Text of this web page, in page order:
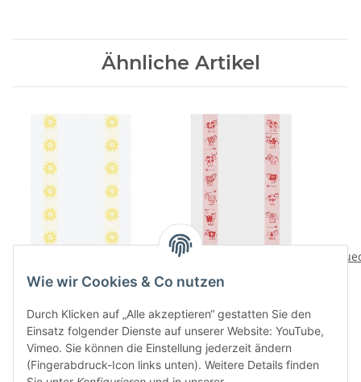
Ähnliche Artikel
gelb
21,90 CHF*
Kuechentuch Kuehe rot
Wie wir Cookies & Co nutzen
Durch Klicken auf „Alle akzeptieren“ gestatten Sie den
Einsatz folgender Dienste auf unserer Website: YouTube,
Vimeo. Sie können die Einstellung jederzeit ändern
(Fingerabdruck-Icon links unten). Weitere Details finden